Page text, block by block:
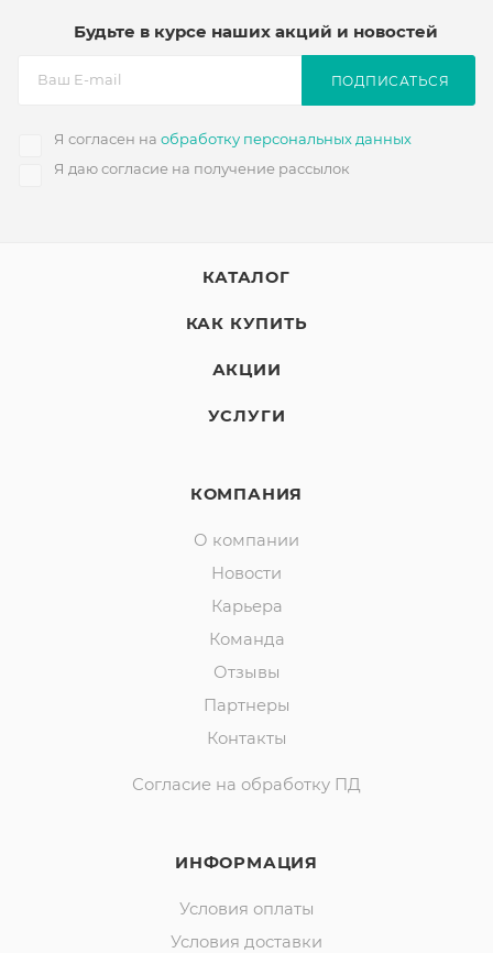
Будьте в курсе наших акций и новостей
Я согласен на обработку персональных данных
Я даю согласие на получение рассылок
ПОДПИСАТЬСЯ
КАТАЛОГ
КАК КУПИТЬ
АКЦИИ
УСЛУГИ
КОМПАНИЯ
О компании
Новости
Карьера
Команда
Отзывы
Партнеры
Контакты
Согласие на обработку ПД
ИНФОРМАЦИЯ
Условия оплаты
Условия доставки